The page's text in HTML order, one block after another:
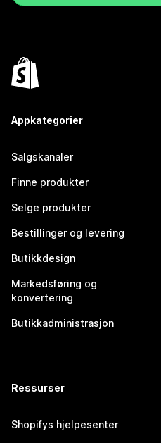
Appkategorier
Salgskanaler
Finne produkter
Selge produkter
Bestillinger og levering
Butikkdesign
Markedsføring og
konvertering
Butikkadministrasjon
Ressurser
Shopifys hjelpesenter